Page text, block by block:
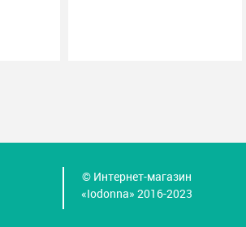
© Интернет-магазин
«Iodonna» 2016-2023